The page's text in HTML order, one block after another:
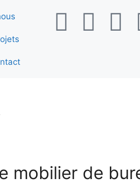
mobilier de